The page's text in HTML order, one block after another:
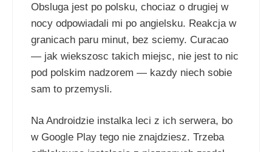
Obsluga jest po polsku, chociaz o drugiej w
nocy odpowiadali mi po angielsku. Reakcja w
granicach paru minut, bez sciemy. Curacao
— jak wiekszosc takich miejsc, nie jest to nic
pod polskim nadzorem — kazdy niech sobie
sam to przemysli.
Na Androidzie instalka leci z ich serwera, bo
w Google Play tego nie znajdziesz. Trzeba